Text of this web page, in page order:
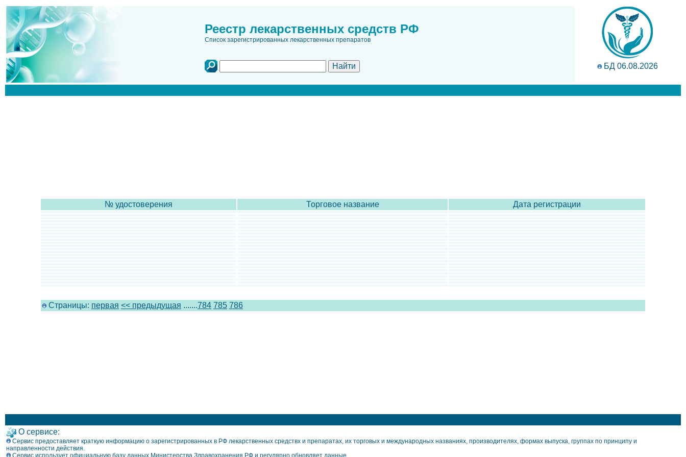
Реестр лекарственных средств РФ
Список зарегистрированных лекарственных препаратов
БД 06.08.2026
№ удостоверения Торговое название Дата регистрации
Страницы: первая << предыдущая .......784 785 786
О сервисе:
Сервис предоставляет краткую информацию о зарегистрированных в РФ лекарственных средствх и препаратах, их торговых и международных названиях, производителях, формах выпуска, группах по принципу и
направленности действия.
Сервис использует официальную базу данных Министерства Здравохранения РФ и регулярно обновляет данные.